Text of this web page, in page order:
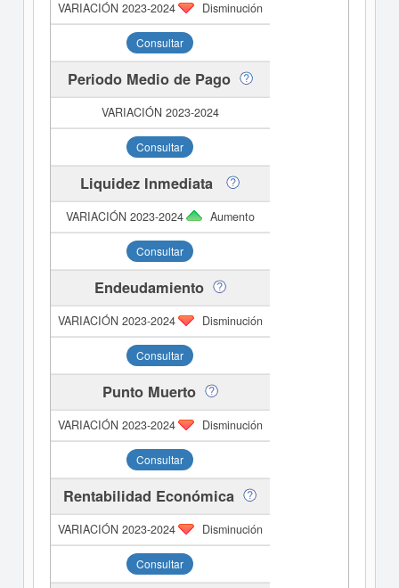
Disminución
Consultar
Periodo Medio de Pago
Consultar
Liquidez Inmediata
Aumento
Consultar
Endeudamiento
Disminución
Consultar
Punto Muerto
Disminución
Consultar
Rentabilidad Económica
Disminución
Consultar